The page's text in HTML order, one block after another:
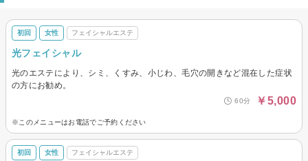
初回 女性 フェイシャルエステ
光フェイシャル
光のエステにより、シミ、くすみ、小じわ、毛穴の開きなど混在した症状
の方にお勧め。
60分 ￥5,000
※このメニューはお電話でご予約ください
初回 女性 フェイシャルエステ